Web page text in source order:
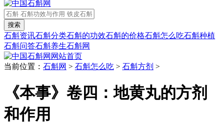
石斛资讯石斛分类石斛的功效石斛的价格石斛怎么吃石斛种植
石斛问答石斛养生石斛网
网站首页
当前位置： 石斛网 > 石斛怎么吃 > 石斛方剂 >
《本事》卷四：地黄丸的方剂
和作用